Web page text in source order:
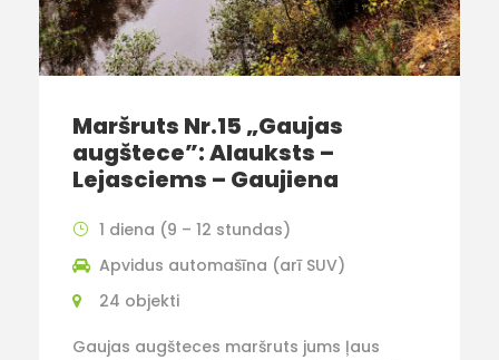
Maršruts Nr.15 „Gaujas
augštece”: Alauksts –
Lejasciems – Gaujiena
1 diena (9 – 12 stundas)
Apvidus automašīna (arī SUV)
24 objekti
Gaujas augšteces maršruts jums ļaus